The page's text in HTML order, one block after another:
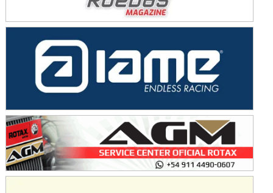
Humboldt (Santa Fe)
NORESTE SANTAFESINO - F6
Ciudad de Avellaneda (Asfalto)
Avellaneda (Santa Fe)
SUR SANTAFESINO - F4
TUCUMANO - F5
Juan Navarro (Asfalto)
El Timbó (Tucumán)